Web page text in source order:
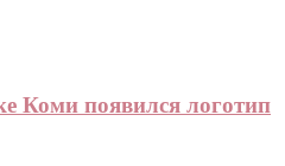
Коми появился логотип